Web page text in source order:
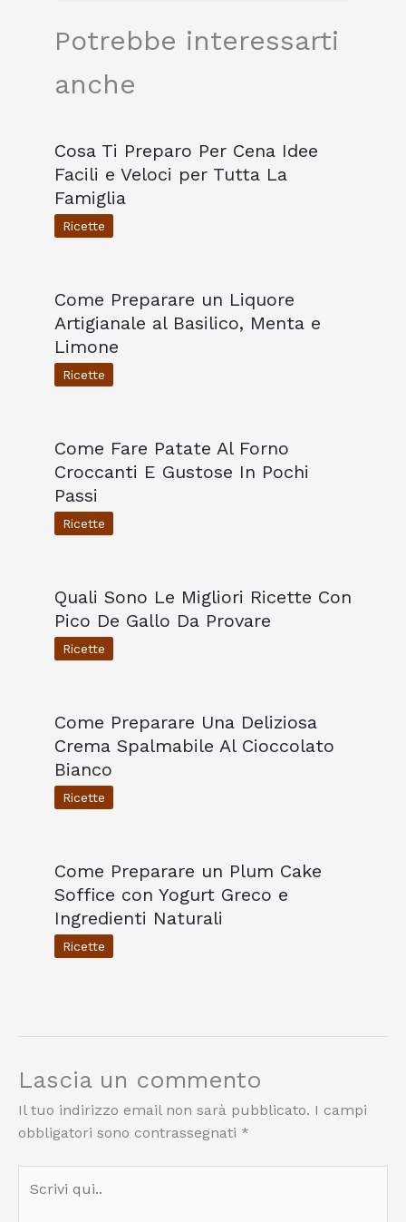
Potrebbe interessarti
anche
Cosa Ti Preparo Per Cena Idee
Facili e Veloci per Tutta La
Famiglia
Ricette
Come Preparare un Liquore
Artigianale al Basilico, Menta e
Limone
Ricette
Come Fare Patate Al Forno
Croccanti E Gustose In Pochi
Passi
Ricette
Quali Sono Le Migliori Ricette Con
Pico De Gallo Da Provare
Ricette
Come Preparare Una Deliziosa
Crema Spalmabile Al Cioccolato
Bianco
Ricette
Come Preparare un Plum Cake
Soffice con Yogurt Greco e
Ingredienti Naturali
Ricette
Lascia un commento
Il tuo indirizzo email non sarà pubblicato. I campi
obbligatori sono contrassegnati *
qui..